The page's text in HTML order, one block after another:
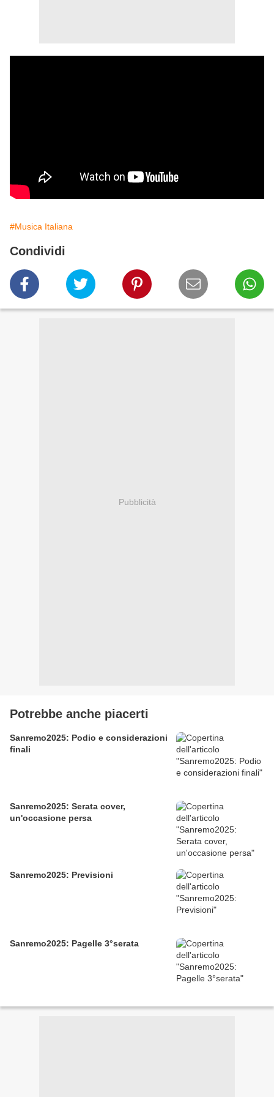
#Musica Italiana
Condividi
Pubblicità
Potrebbe anche piacerti
Sanremo2025: Podio e considerazioni
finali
Sanremo2025: Serata cover,
un'occasione persa
Sanremo2025: Previsioni
Sanremo2025: Pagelle 3°serata